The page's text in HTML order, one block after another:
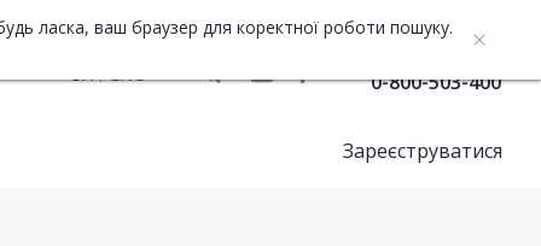
ласка, ваш браузер для коректної роботи пошуку.
UA ENG 0-800-503-400
Зареєструватися